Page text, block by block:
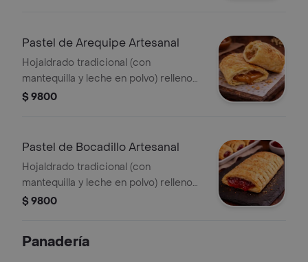
Pastel de Arequipe Artesanal
Hojaldrado tradicional (con
mantequilla y leche en polvo) relleno
con arequipe artesanal.
$ 9800
Pastel de Bocadillo Artesanal
Hojaldrado tradicional (con
mantequilla y leche en polvo) relleno
con bocadillo artesanal.
$ 9800
Panadería